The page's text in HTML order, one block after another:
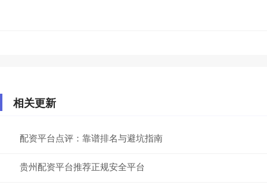
相关更新
配资平台点评：靠谱排名与避坑指南
贵州配资平台推荐正规安全平台